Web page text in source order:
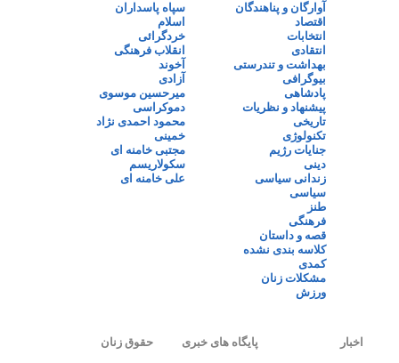
آوارگان و پناهندگان
اقتصاد
انتخابات
انتقادی
بهداشت و تندرستی
بیوگرافی
پادشاهی
پیشنهاد و نظریات
تاریخی
تکنولوژی
جنایات رژیم
دینی
زندانی سیاسی
سیاسی
طنز
فرهنگی
قصه و داستان
کلاسه بندی نشده
کمدی
مشکلات زنان
ورزش
سپاه پاسداران
اسلام
خردگرائی
انقلاب فرهنگی
آخوند
آزادی
میرحسین موسوی
دموکراسی
محمود احمدی نژاد
خمینی
مجتبی خامنه ای
سکولاریسم
علی خامنه ای
اخبار پایگاه های خبری حقوق زنان